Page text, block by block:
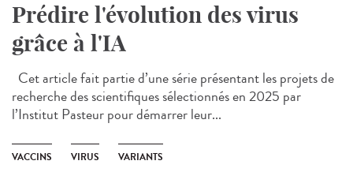
Prédire l'évolution des virus
grâce à l'IA
Cet article fait partie d’une série présentant les projets de
recherche des scientifiques sélectionnés en 2025 par
l’Institut Pasteur pour démarrer leur...
VACCINS VIRUS VARIANTS